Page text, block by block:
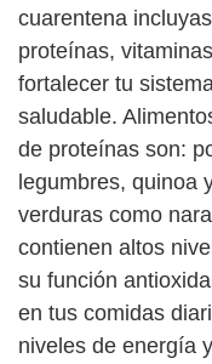
cuarentena
proteínas,
fortalecer tu
saludable.
de proteínas son:
legumbres, quinoa
verduras como
contienen altos
su función
en tus comidas
niveles de energía